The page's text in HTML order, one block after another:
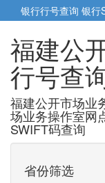
银行行号查询 银行
福建公
行号查
福建公开市场业
场业务操作室网
SWIFT码查询
省份筛选